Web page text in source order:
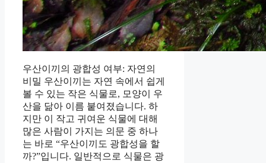
우산이끼의 광합성 여부: 자연의
비밀 우산이끼는 자연 속에서 쉽게
볼 수 있는 작은 식물로, 모양이 우
산을 닮아 이름 붙여졌습니다. 하
지만 이 작고 귀여운 식물에 대해
많은 사람이 가지는 의문 중 하나
는 바로 “우산이끼도 광합성을 할
까?”입니다. 일반적으로 식물은 광